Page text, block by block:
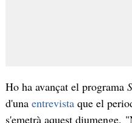
Ho ha avançat el programa
d'una entrevista que el
s'emetrà aquest diumenge.